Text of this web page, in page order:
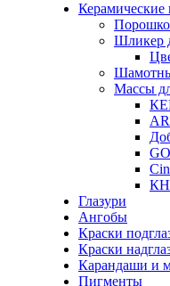
Керамические
Шликер
Массы
Глазури
Ангобы
Краски
Краски
Карандаши и
Пигменты